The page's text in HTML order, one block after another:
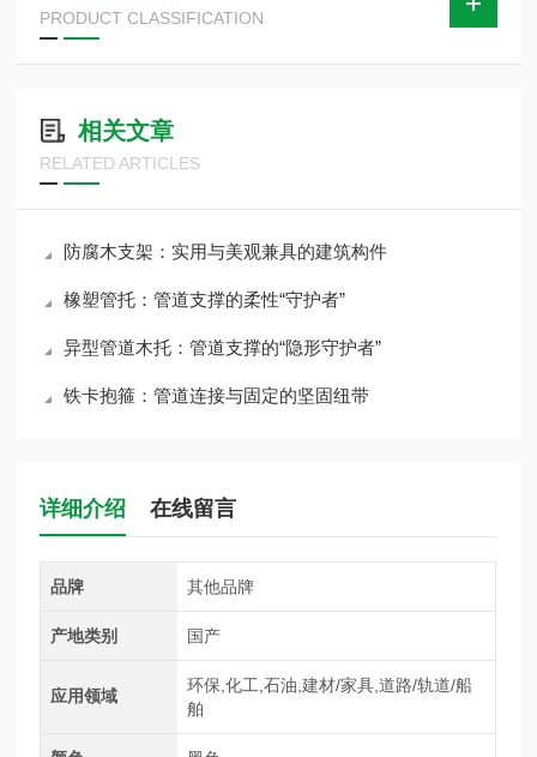
PRODUCT CLASSIFICATION
相关文章
RELATED ARTICLES
防腐木支架：实用与美观兼具的建筑构件
橡塑管托：管道支撑的柔性“守护者”
异型管道木托：管道支撑的“隐形守护者”
铁卡抱箍：管道连接与固定的坚固纽带
详细介绍 在线留言
品牌 其他品牌
产地类别 国产
应用领域
环保,化工,石油,建材/家具,道路/轨道/船
舶